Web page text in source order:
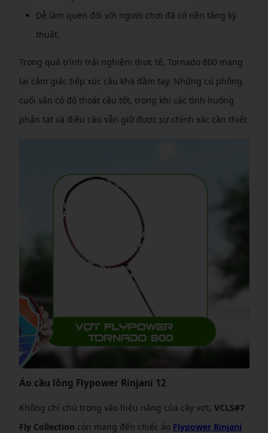
Dễ làm quen đối với người chơi đã có nền tảng kỹ
thuật.
Trong quá trình trải nghiệm thực tế, Tornado 800 mang
lại cảm giác tiếp xúc cầu khá đầm tay. Những cú phông
cuối sân có độ thoát cầu tốt, trong khi các tình huống
phản tạt và điều cầu vẫn giữ được sự chính xác cần thiết.
Áo cầu lông Flypower Rinjani 12
Không chỉ chú trọng vào hiệu năng của cây vợt, VCLS#7
Fly Collection còn mang đến chiếc áo Flypower Rinjani